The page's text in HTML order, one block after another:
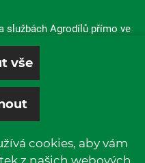
službách Agrodílů přímo ve
poště.
cookies, aby vám
z našich webových